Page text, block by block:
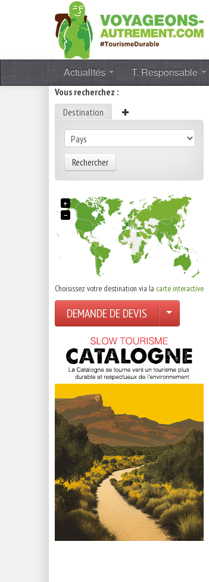
Actualités T. Responsable
Vous recherchez :
Destination
Rechercher
+
−
Choisissez votre destination via la carte interactive
DEMANDE DE DEVIS